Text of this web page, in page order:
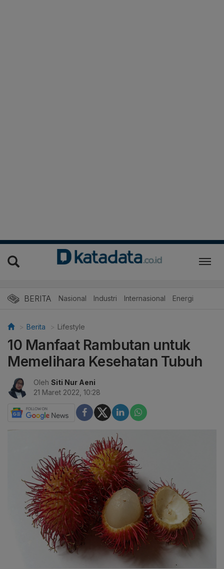
BERITA Nasional Industri Internasional Energi
Berita Lifestyle
10 Manfaat Rambutan untuk
Memelihara Kesehatan Tubuh
Oleh Siti Nur Aeni
21 Maret 2022, 10:28